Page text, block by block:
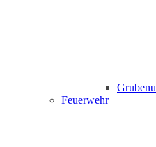
Feuerwehr